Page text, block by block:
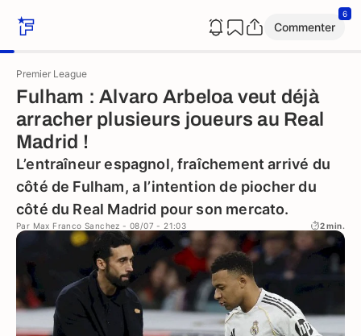
Commenter
6
Premier League
Fulham : Alvaro Arbeloa veut déjà
arracher plusieurs joueurs au Real
Madrid !
L’entraîneur espagnol, fraîchement arrivé du
côté de Fulham, a l’intention de piocher du
côté du Real Madrid pour son mercato.
Par Max Franco Sanchez - 08/07 - 21:03 2 min.